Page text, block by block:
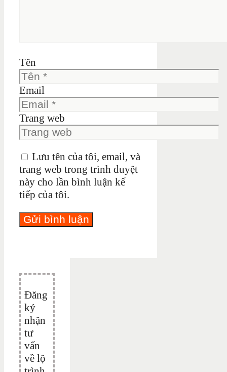
Tên
Email
Trang web
Lưu tên của tôi, email, và
trang web trong trình duyệt
này cho lần bình luận kế
tiếp của tôi.
Đăng
ký
nhận
tư
vấn
về lộ